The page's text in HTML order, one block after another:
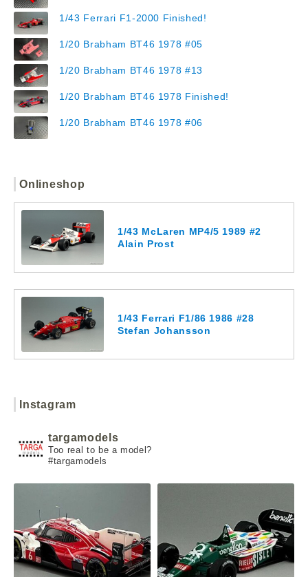
1/43 Ferrari F1-2000 Finished!
1/20 Brabham BT46 1978 #05
1/20 Brabham BT46 1978 #13
1/20 Brabham BT46 1978 Finished!
1/20 Brabham BT46 1978 #06
Onlineshop
1/43 McLaren MP4/5 1989 #2
Alain Prost
1/43 Ferrari F1/86 1986 #28
Stefan Johansson
Instagram
targamodels
Too real to be a model?
#targamodels